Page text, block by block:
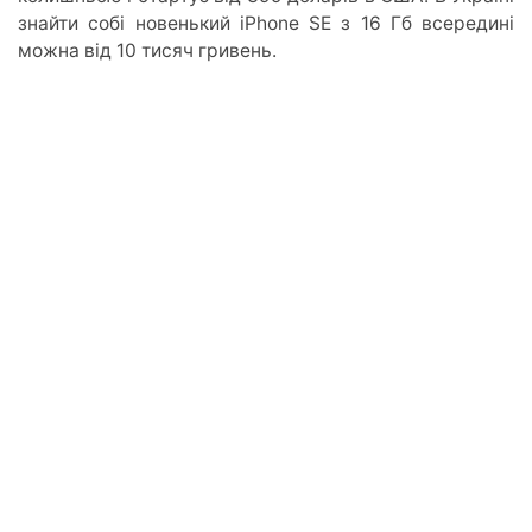
знайти собі новенький iPhone SE з 16 Гб всередині
можна від 10 тисяч гривень.